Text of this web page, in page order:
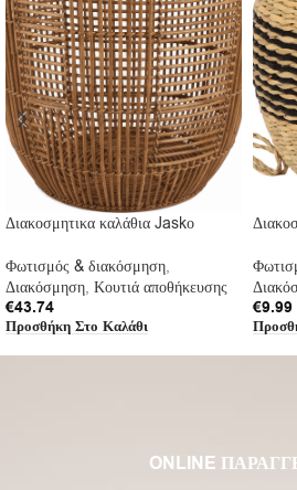
Διακοσμητικα καλάθια Jaskο
Φωτισμός & διακόσμηση,
Διακόσμηση, Κουτιά αποθήκευσης
€43.74
Προσθήκη Στο Καλάθι
€9.99
ONLINE